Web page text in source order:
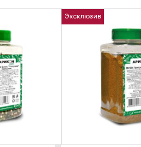
Эксклюзив